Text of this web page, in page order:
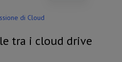
di Cloud
tra i cloud drive